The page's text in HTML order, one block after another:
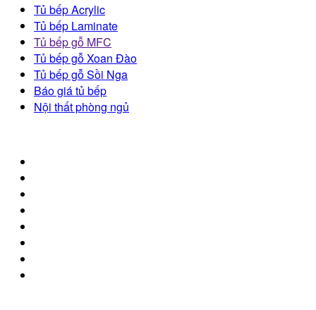
Tủ bếp Acrylic
Tủ bếp Laminate
Tủ bếp gỗ MFC
Tủ bếp gỗ Xoan Đào
Tủ bếp gỗ Sồi Nga
Báo giá tủ bếp
Nội thất phòng ngủ